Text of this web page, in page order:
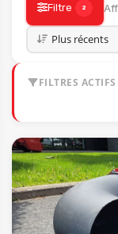
Filtre 2
FILTRES ACTIFS